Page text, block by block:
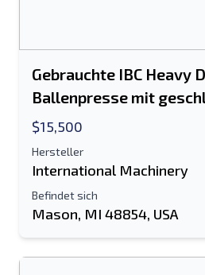
Gebrauchte IBC Heavy
Ballenpresse mit
$15,500
Hersteller
International Machinery
Befindet sich
Mason, MI 48854, USA